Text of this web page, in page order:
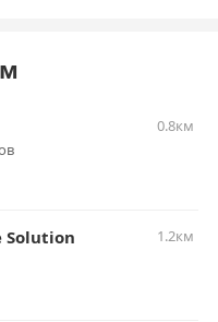
0.8км
Solution
1.2км